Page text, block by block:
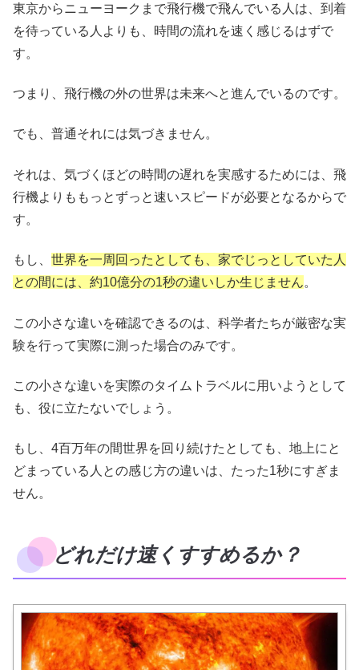
東京からニューヨークまで飛行機で飛んでいる人は、到着
を待っている人よりも、時間の流れを速く感じるはずで
す。
つまり、飛行機の外の世界は未来へと進んでいるのです。
でも、普通それには気づきません。
それは、気づくほどの時間の遅れを実感するためには、飛
行機よりももっとずっと速いスピードが必要となるからで
す。
もし、 世界を一周回ったとしても、家でじっとしていた人
との間には、約10億分の1秒の違いしか生じません。
この小さな違いを確認できるのは、科学者たちが厳密な実
験を行って実際に測った場合のみです。
この小さな違いを実際のタイムトラベルに用いようとして
も、役に立たないでしょう。
もし、4百万年の間世界を回り続けたとしても、地上にと
どまっている人との感じ方の違いは、たった1秒にすぎま
せん。
どれだけ速くすすめるか？